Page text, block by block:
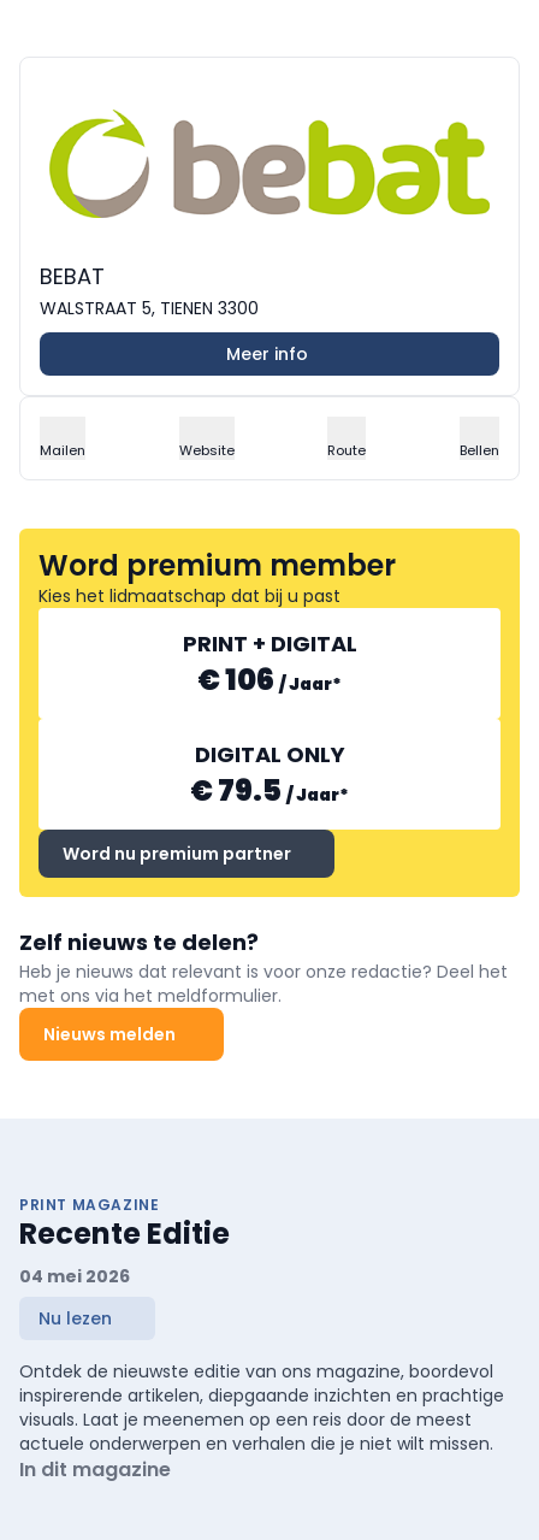
BEBAT
WALSTRAAT 5, TIENEN 3300
Meer info
Mailen Website Route Bellen
Word premium member
Kies het lidmaatschap dat bij u past
PRINT + DIGITAL
€ 106 /Jaar*
DIGITAL ONLY
€ 79.5 /Jaar*
Word nu premium partner
Zelf nieuws te delen?
Heb je nieuws dat relevant is voor onze redactie? Deel het
met ons via het meldformulier.
Nieuws melden
PRINT MAGAZINE
Recente Editie
04 mei 2026
Nu lezen
Ontdek de nieuwste editie van ons magazine, boordevol
inspirerende artikelen, diepgaande inzichten en prachtige
visuals. Laat je meenemen op een reis door de meest
actuele onderwerpen en verhalen die je niet wilt missen.
In dit magazine